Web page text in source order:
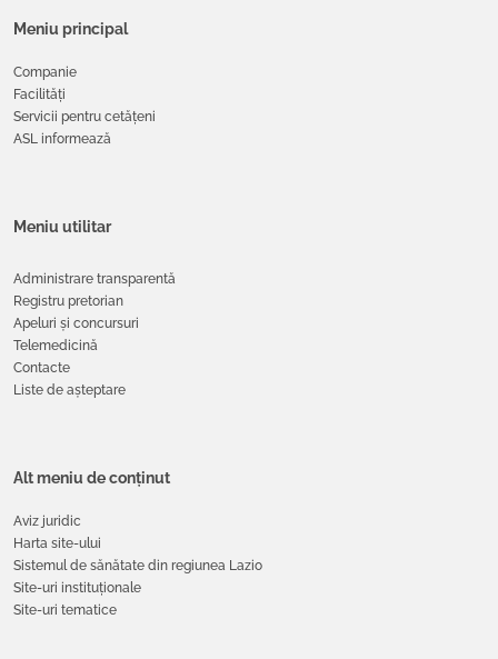
Meniu principal
Companie
Facilități
Servicii pentru cetățeni
ASL informează
Meniu utilitar
Administrare transparentă
Registru pretorian
Apeluri și concursuri
Telemedicină
Contacte
Liste de așteptare
Alt meniu de conținut
Aviz juridic
Harta site-ului
Sistemul de sănătate din regiunea Lazio
Site-uri instituționale
Site-uri tematice